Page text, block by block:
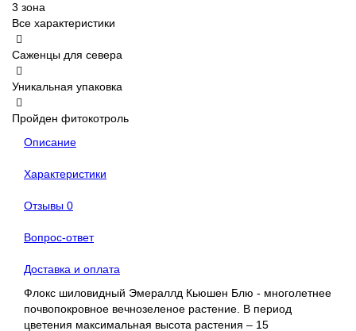
3 зона
Все характеристики
Саженцы для севера
Уникальная упаковка
Пройден фитокотроль
Описание
Характеристики
Отзывы 0
Вопрос-ответ
Доставка и оплата
Флокс шиловидный Эмераллд Кьюшен Блю - многолетнее
почвопокровное вечнозеленое растение. В период
цветения максимальная высота растения – 15